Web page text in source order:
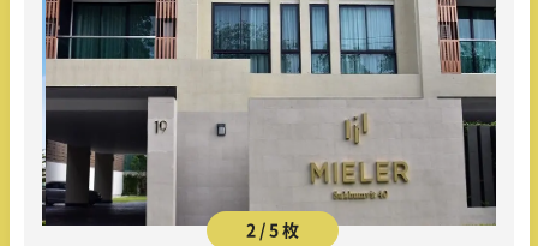
2 / 5 枚